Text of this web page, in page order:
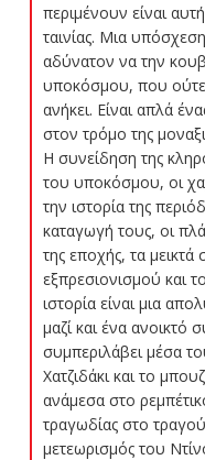
περιμένουν είναι
ταινίας. Μια
αδύνατον να την
υποκόσμου, που ούτε
ανήκει. Είναι απλά
στον τρόμο της
Η συνείδηση της
του υποκόσμου, οι
την ιστορία της
καταγωγή τους, οι
της εποχής, τα
εξπρεσιονισμού και
ιστορία είναι μια
μαζί και ένα
συμπεριλάβει μέσα
Χατζιδάκι και το
ανάμεσα στο
τραγωδίας στο
μετεωρισμός του